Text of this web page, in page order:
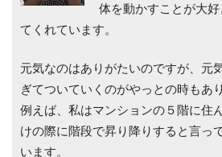
体を動かすことが大
てくれています。
元気なのはありがたいのですが、元
ぎてついていくのがやっとの時もあ
例えば、私はマンションの５階に住
けの際に階段で昇り降りすると言っ
います。